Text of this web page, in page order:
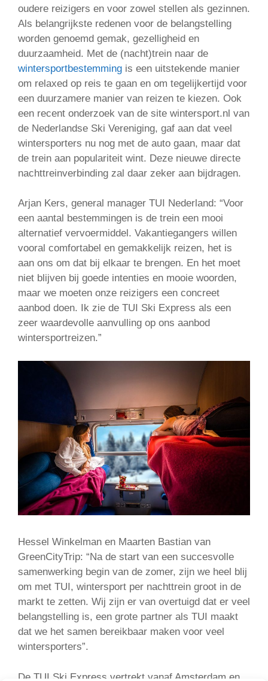
oudere reizigers en voor zowel stellen als gezinnen.
Als belangrijkste redenen voor de belangstelling
worden genoemd gemak, gezelligheid en
duurzaamheid. Met de (nacht)trein naar de
wintersportbestemming is een uitstekende manier
om relaxed op reis te gaan en om tegelijkertijd voor
een duurzamere manier van reizen te kiezen. Ook
een recent onderzoek van de site wintersport.nl van
de Nederlandse Ski Vereniging, gaf aan dat veel
wintersporters nu nog met de auto gaan, maar dat
de trein aan populariteit wint. Deze nieuwe directe
nachttreinverbinding zal daar zeker aan bijdragen.
Arjan Kers, general manager TUI Nederland: “Voor
een aantal bestemmingen is de trein een mooi
alternatief vervoermiddel. Vakantiegangers willen
vooral comfortabel en gemakkelijk reizen, het is
aan ons om dat bij elkaar te brengen. En het moet
niet blijven bij goede intenties en mooie woorden,
maar we moeten onze reizigers een concreet
aanbod doen. Ik zie de TUI Ski Express als een
zeer waardevolle aanvulling op ons aanbod
wintersportreizen.”
Hessel Winkelman en Maarten Bastian van
GreenCityTrip: “Na de start van een succesvolle
samenwerking begin van de zomer, zijn we heel blij
om met TUI, wintersport per nachttrein groot in de
markt te zetten. Wij zijn er van overtuigd dat er veel
belangstelling is, een grote partner als TUI maakt
dat we het samen bereikbaar maken voor veel
wintersporters”.
De TUI Ski Express vertrekt vanaf Amsterdam en